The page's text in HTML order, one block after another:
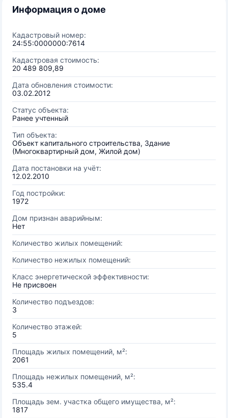
Информация о доме
Кадастровый номер:
24:55:0000000:7614
Кадастровая стоимость:
20 489 809,89
Дата обновления стоимости:
03.02.2012
Статус объекта:
Ранее учтенный
Тип объекта:
Объект капитального строительства, Здание
(Многоквартирный дом, Жилой дом)
Дата постановки на учёт:
12.02.2010
Год постройки:
1972
Дом признан аварийным:
Нет
Количество жилых помещений:
Количество нежилых помещений:
Класс энергетической эффективности:
Не присвоен
Количество подъездов:
3
Количество этажей:
5
Площадь жилых помещений, м²:
2061
Площадь нежилых помещений, м²:
535.4
Площадь зем. участка общего имущества, м²:
1817